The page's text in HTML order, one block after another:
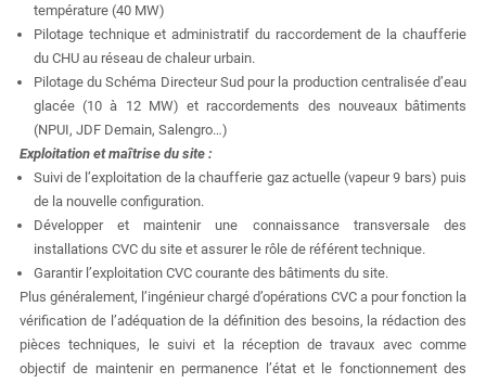
température (40 MW)
Pilotage technique et administratif du raccordement de la chaufferie
du CHU au réseau de chaleur urbain.
Pilotage du Schéma Directeur Sud pour la production centralisée d’eau
glacée (10 à 12 MW) et raccordements des nouveaux bâtiments
(NPUI, JDF Demain, Salengro…)
Exploitation et maîtrise du site :
Suivi de l’exploitation de la chaufferie gaz actuelle (vapeur 9 bars) puis
de la nouvelle configuration.
Développer et maintenir une connaissance transversale des
installations CVC du site et assurer le rôle de référent technique.
Garantir l’exploitation CVC courante des bâtiments du site.
Plus généralement, l’ingénieur chargé d’opérations CVC a pour fonction la
vérification de l’adéquation de la définition des besoins, la rédaction des
pièces techniques, le suivi et la réception de travaux avec comme
objectif de maintenir en permanence l’état et le fonctionnement des